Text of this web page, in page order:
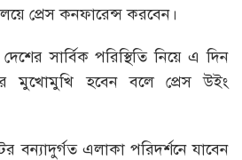
প্রেস কনফারেন্স করবেন।
সার্বিক পরিস্থিতি নিয়ে এ দিন
মুখোমুখি হবেন বলে প্রেস উইং
বন্যাদুর্গত এলাকা পরিদর্শনে যাবেন